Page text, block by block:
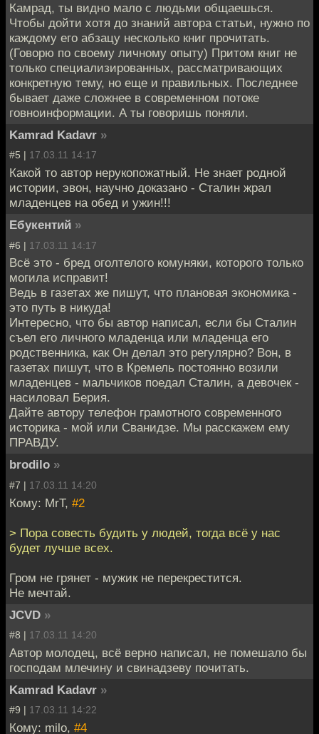
Камрад, ты видно мало с людьми общаешься.
Чтобы дойти хотя до знаний автора статьи, нужно по
каждому его абзацу несколько книг прочитать.
(Говорю по своему личному опыту) Притом книг не
только специализированных, рассматривающих
конкретную тему, но еще и правильных. Последнее
бывает даже сложнее в современном потоке
говноинформации. А ты говоришь поняли.
Kamrad Kadavr »
#5 | 17.03.11 14:17
Какой то автор нерукопожатный. Не знает родной
истории, эвон, научно доказано - Сталин жрал
младенцев на обед и ужин!!!
Ебукентий »
#6 | 17.03.11 14:17
Всё это - бред оголтелого комуняки, которого только
могила исправит!
Ведь в газетах же пишут, что плановая экономика -
это путь в никуда!
Интересно, что бы автор написал, если бы Сталин
съел его личного младенца или младенца его
родственника, как Он делал это регулярно? Вон, в
газетах пишут, что в Кремель постоянно возили
младенцев - мальчиков поедал Сталин, а девочек -
насиловал Берия.
Дайте автору телефон грамотного современного
историка - мой или Сванидзе. Мы расскажем ему
ПРАВДУ.
brodilo »
#7 | 17.03.11 14:20
Кому: MrT, #2
> Пора совесть будить у людей, тогда всё у нас
будет лучше всех.
Гром не грянет - мужик не перекрестится.
Не мечтай.
JCVD »
#8 | 17.03.11 14:20
Автор молодец, всё верно написал, не помешало бы
господам млечину и свинадзеву почитать.
Kamrad Kadavr »
#9 | 17.03.11 14:22
Кому: milo, #4